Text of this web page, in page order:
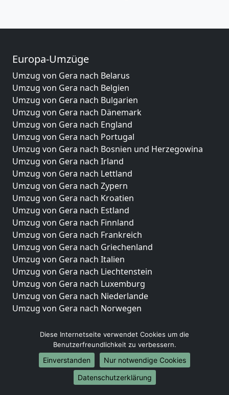
Europa-Umzüge
Umzug von Gera nach Belarus
Umzug von Gera nach Belgien
Umzug von Gera nach Bulgarien
Umzug von Gera nach Dänemark
Umzug von Gera nach England
Umzug von Gera nach Portugal
Umzug von Gera nach Bosnien und Herzegowina
Umzug von Gera nach Irland
Umzug von Gera nach Lettland
Umzug von Gera nach Zypern
Umzug von Gera nach Kroatien
Umzug von Gera nach Estland
Umzug von Gera nach Finnland
Umzug von Gera nach Frankreich
Umzug von Gera nach Griechenland
Umzug von Gera nach Italien
Umzug von Gera nach Liechtenstein
Umzug von Gera nach Luxemburg
Umzug von Gera nach Niederlande
Umzug von Gera nach Norwegen
Umzüge-Deutschlandweit
Umzug von Gera nach Berlin
Umzug von Gera nach Hamburg
Umzug von Gera nach München
Umzug von Gera nach Köln
Diese Internetseite verwendet Cookies um die
Benutzerfreundlichkeit zu verbessern.
Einverstanden
Nur notwendige Cookies
Datenschutzerklärung